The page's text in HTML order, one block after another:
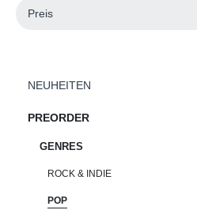
Preis
NEUHEITEN
PREORDER
GENRES
ROCK & INDIE
POP